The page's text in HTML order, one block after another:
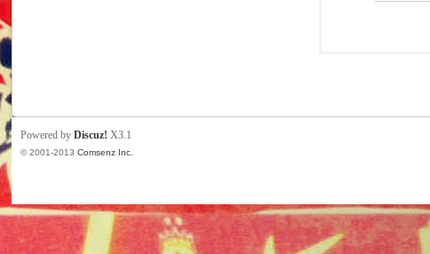
Powered byDiscuz! X3.1
© 2001-2013Comsenz Inc.